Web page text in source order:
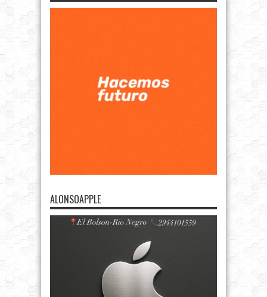
ALONSOAPPLE